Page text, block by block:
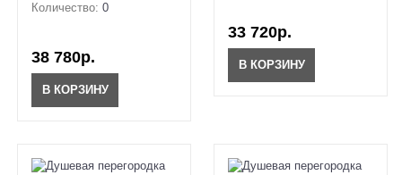
Количество: 0
38 780р.
В КОРЗИНУ
33 720р.
В КОРЗИНУ